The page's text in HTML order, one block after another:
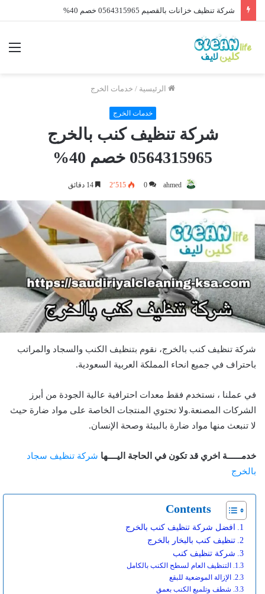
شركة تنظيف خزانات بالطائف 0564315965 خصم 40%
الرئيسية / خدمات الخرج
خدمات الخرج
شركة تنظيف كنب بالخرج
0564315965 خصم 40%
ahmed
0 2٬515
شركة تنظيف كنب بالخرج، نقوم بتنظيف الكنب والسجاد والمراتب
باحتراف في جميع انحاء المملكة العربية السعودية.
في عملنا ، نستخدم فقط معدات احترافية عالية الجودة من أبرز
الشركات المصنعة.ولا تحتوي المنتجات الخاصة على مواد ضارة حيث
لا تنبعث منها مواد ضارة بالبيئة وصحة الإنسان.
خدمــــــة اخري قد تكون في الحاجة اليــــها شركة تنظيف سجاد
بالخرج
Contents
افضل شركة تنظيف كنب بالخرج
تنظيف كنب بالبخار بالخرج
شركة تنظيف كنب
التنظيف العام لسطح الكنب بالكامل
الإزالة الموضعية للبقع
شطف وتلميع الكنب بعمق